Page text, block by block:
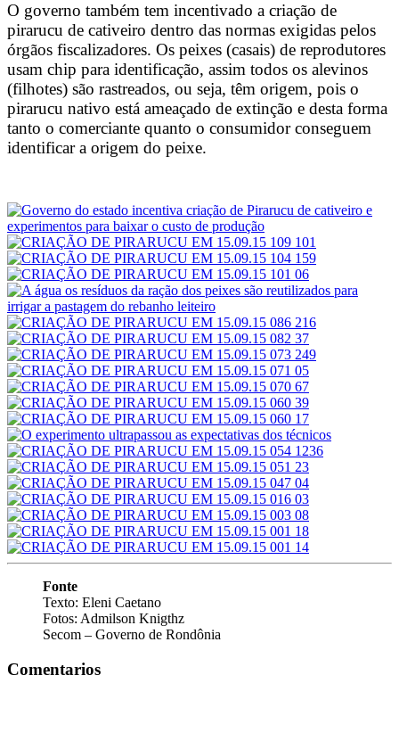
O governo também tem incentivado a criação de
pirarucu de cativeiro dentro das normas exigidas pelos
órgãos fiscalizadores. Os peixes (casais) de reprodutores
usam chip para identificação, assim todos os alevinos
(filhotes) são rastreados, ou seja, têm origem, pois o
pirarucu nativo está ameaçado de extinção e desta forma
tanto o comerciante quanto o consumidor conseguem
identificar a origem do peixe.
Fonte
Texto: Eleni Caetano
Fotos: Admilson Knigthz
Secom – Governo de Rondônia
Comentarios